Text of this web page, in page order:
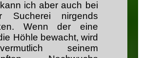
ich aber auch bei
Sucherei nirgends
Wenn der eine
Höhle bewacht, wird
seinem